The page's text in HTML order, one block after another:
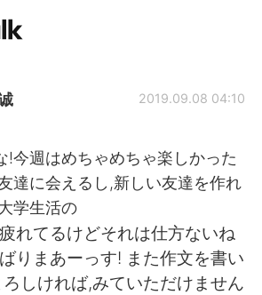
Bahasa
简体中文
2019.09.08 04:10
!今週はめちゃめちゃ楽しかった
達に会えるし,新しい友達を作れ
学生活の
れてるけどそれは仕方ないね
りまあーっす! また作文を書い
しければ,みていただけません